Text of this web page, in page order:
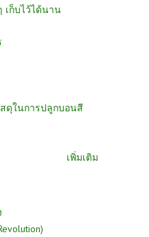
เก็บไว้ได้นาน
ดุในการปลูกบอนสี
เพิ่มเติม